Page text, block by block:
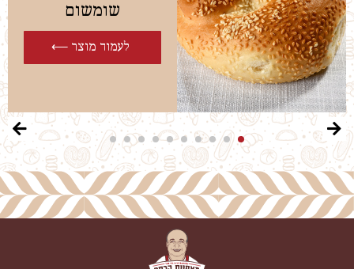
שומשום
לעמוד מוצר ⟵